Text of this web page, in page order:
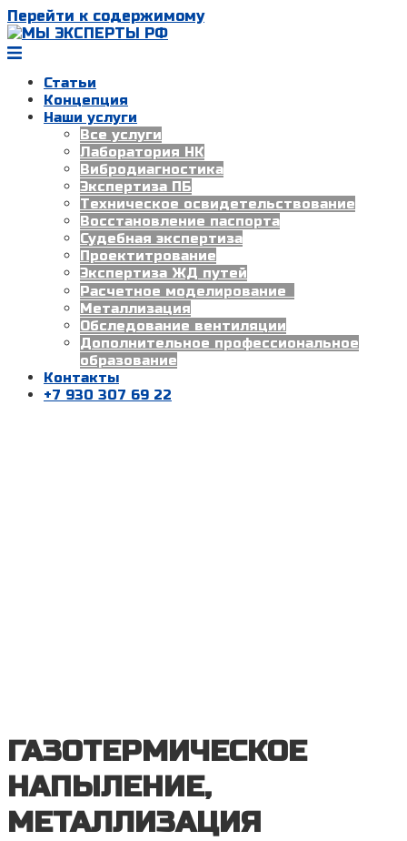
Перейти к содержимому
Статьи
Концепция
Наши услуги
Все услуги
Лаборатория НК
Вибродиагностика
Экспертиза ПБ
Техническое освидетельствование
Восстановление паспорта
Судебная экспертиза
Проектитрование
Экспертиза ЖД путей
Расчетное моделирование
Металлизация
Обследование вентиляции
Дополнительное профессиональное
образование
Контакты
+7 930 307 69 22
ГАЗОТЕРМИЧЕСКОЕ
НАПЫЛЕНИЕ,
МЕТАЛЛИЗАЦИЯ